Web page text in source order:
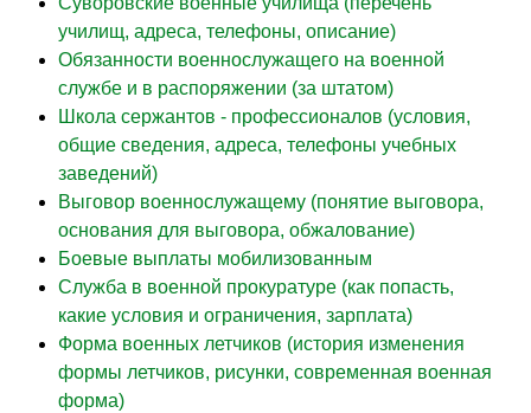
училищ, адреса, телефоны, описание)
Обязанности военнослужащего на военной
службе и в распоряжении (за штатом)
Школа сержантов - профессионалов (условия,
общие сведения, адреса, телефоны учебных
заведений)
Выговор военнослужащему (понятие выговора,
основания для выговора, обжалование)
Боевые выплаты мобилизованным
Служба в военной прокуратуре (как попасть,
какие условия и ограничения, зарплата)
Форма военных летчиков (история изменения
формы летчиков, рисунки, современная военная
форма)